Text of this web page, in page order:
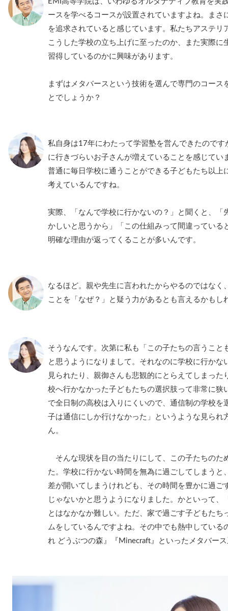
ースを学べるコースが設置されていますよね。まさ
を追求されていると感じています。私たちアステリ
こうした学校の立ち上げに至ったのか、また実際に
習得しているのかに興味があります。
まずはメタバースという技術を選んで専門のコース
とでしょうか？
私自身は17年にわたって学習塾を営んできたので
に行きづらいお子さんが増えていることを感じてい
普通に毎日学校に通うことができる子どもたち以上
考えているんですね。
実際、「なんで学校に行かないの？」と聞くと、「
かしいと思うから」「この仕組みって間違っている
明確な理由が返ってくることが多いんです。
なるほど。親や先生に言われたからやるのではなく
ことを「なぜ？」と疑う力があるとも言えるかもし
そうなんです。次第に私も「この子たちの言うこと
と思うようになりまして。それなのに学校に行かな
見られたり、親御さんも悲観的にとらえてしまった
校へ行かなかった子どもたちの選択肢って非常に狭
で全日制の高校は入りにくいので、通信制の学校を
子は通信にしか行けなかった」というような見られ
ん。
そんな現状を目の当たりにして、この子たちのた
た。学校に行かない時間を無為に過ごしてしまうと
差が開いてしまうけれども、その時間を豊かに過ご
じゃないかと思うようになりました。かといって、
とはなかなか難しい。ただ、家で過ごす子どもたち
ムをしているんですよね。その中でも熱中している
れ どうぶつの森』『Minecraft』といったメタバー